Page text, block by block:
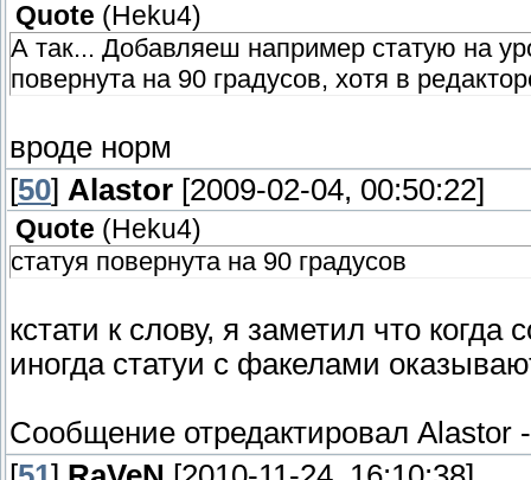
Quote ( Heku4)
А так... Добавляеш например статую на
повернута на 90 градусов, хотя в
вроде норм
[50] Alastor [2009-02-04, 00:50:22]
Quote ( Heku4)
статуя повернута на 90 градусов
кстати к слову, я заметил что
иногда статуи с факелами
Сообщение отредактировал Alastor